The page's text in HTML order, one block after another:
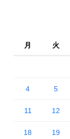
月 火
4 5
11 12
18 19